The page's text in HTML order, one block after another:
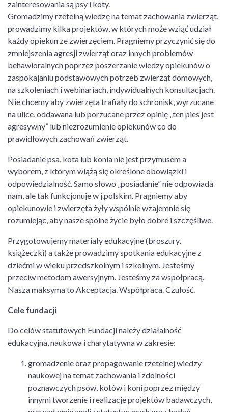
zainteresowania są psy i koty.
Gromadzimy rzetelną wiedzę na temat zachowania zwierząt,
prowadzimy kilka projektów, w których może wziąć udział
każdy opiekun ze zwierzęciem. Pragniemy przyczynić się do
zmniejszenia agresji zwierząt oraz innych problemów
behawioralnych poprzez poszerzanie wiedzy opiekunów o
zaspokajaniu podstawowych potrzeb zwierząt domowych,
na szkoleniach i webinariach, indywidualnych konsultacjach.
Nie chcemy aby zwierzęta trafiały do schronisk, wyrzucane
na ulice, oddawana lub porzucane przez opinię „ten pies jest
agresywny” lub niezrozumienie opiekunów co do
prawidłowych zachowań zwierząt.
Posiadanie psa, kota lub konia nie jest przymusem a
wyborem, z którym wiążą się określone obowiązki i
odpowiedzialność. Samo słowo „posiadanie” nie odpowiada
nam, ale tak funkcjonuje w j.polskim. Pragniemy aby
opiekunowie i zwierzęta żyły wspólnie wzajemnie się
rozumiejąc, aby nasze spólne życie było dobre i szczęśliwe.
Przygotowujemy materiały edukacyjne (broszury,
książeczki) a także prowadzimy spotkania edukacyjne z
dziećmi w wieku przedszkolnym i szkolnym. Jesteśmy
przeciw metodom awersyjnym. Jesteśmy za współpracą.
Nasza maksyma to Akceptacja. Współpraca. Czułość.
Cele fundacji
Do celów statutowych Fundacji należy działalność
edukacyjna, naukowa i charytatywna w zakresie:
gromadzenie oraz propagowanie rzetelnej wiedzy
naukowej na temat zachowania i zdolności
poznawczych psów, kotów i koni poprzez między
innymi tworzenie i realizacje projektów badawczych,